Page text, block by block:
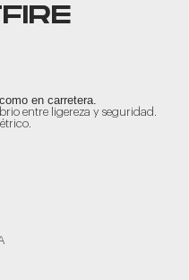
en carretera.
entre ligereza y seguridad.